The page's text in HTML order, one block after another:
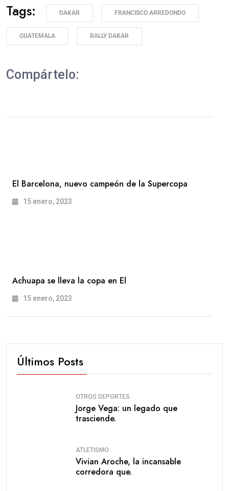
Tags: DAKAR FRANCISCO ARREDONDO
GUATEMALA RALLY DAKAR
Compártelo:
El Barcelona, nuevo campeón de la Supercopa
15 enero, 2023
Achuapa se lleva la copa en El
15 enero, 2023
Últimos Posts
OTROS DEPORTES
Jorge Vega: un legado que
trasciende.
ATLETISMO
Vivian Aroche, la incansable
corredora que.